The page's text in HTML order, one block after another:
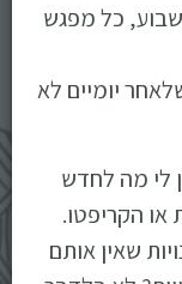
אחת לשבוע, כל מפגש
יומיים לא
לי מה לחדש
הקריפטו.
שאין אותם